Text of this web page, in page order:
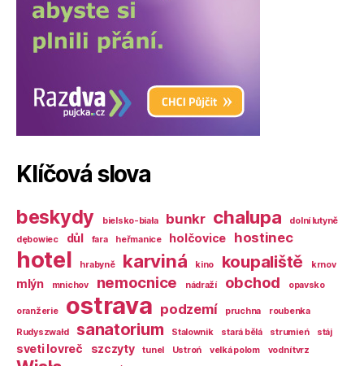
Klíčová slova
beskydy bielsko-biała bunkr chalupa
dolní lutyně
dębowiec
důl fara heřmanice holčovice hostinec
hotel hrabyně karviná kino koupaliště krnov
mlýn mnichov nemocnice nádraží obchod opavsko
oranžerie ostrava podzemí pruchna
roubenka
Rudyszwałd
sanatorium Stalownik stará bělá strumień stáj
sveti lovreč szczyty tunel Ustroń velká polom vodní tvrz